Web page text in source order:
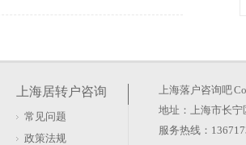
过社保基数和缴费时间的硬性门
落完几个月）
上海居转户咨询
常见问题
政策法规
上海落户咨询吧
地址：上海市长宁
服务热线：